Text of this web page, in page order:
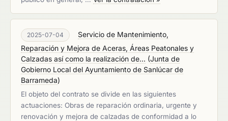
2025-07-04
Servicio de Mantenimiento,
Reparación y Mejora de Aceras, Áreas Peatonales y
Calzadas así como la realización de... (Junta de
Gobierno Local del Ayuntamiento de Sanlúcar de
Barrameda)
El objeto del contrato se divide en las siguientes
actuaciones: Obras de reparación ordinaria, urgente y
renovación y mejora de calzadas de conformidad a lo